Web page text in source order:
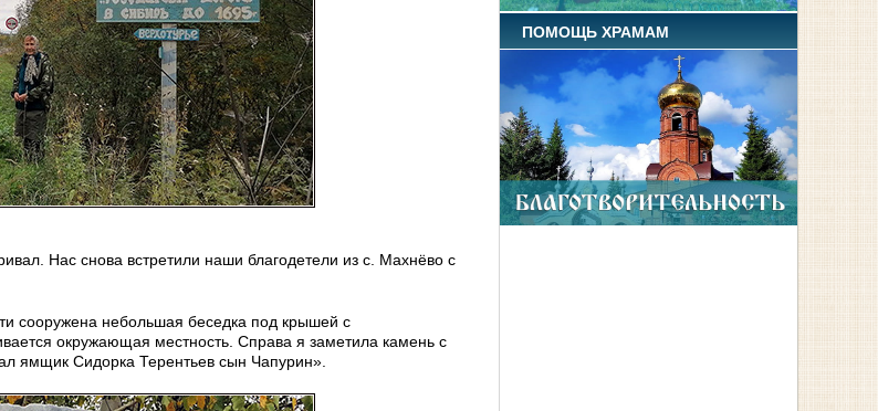
Нас снова встретили наши благодетели из с. Махнёво с
сооружена небольшая беседка под крышей с
окружающая местность. Справа я заметила камень с
ямщик Сидорка Терентьев сын Чапурин».
ПОМОЩЬ ХРАМАМ